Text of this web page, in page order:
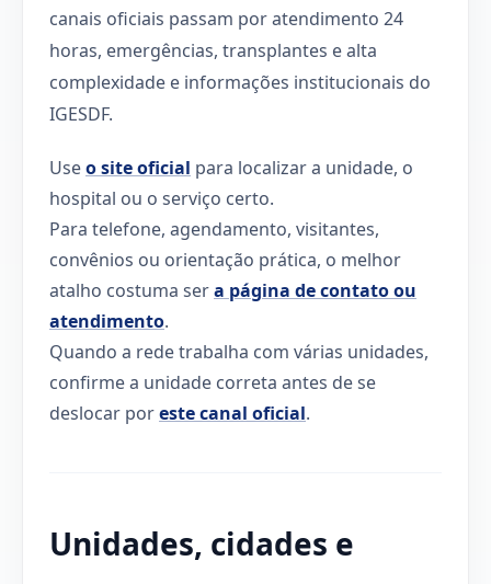
canais oficiais passam por atendimento 24
horas, emergências, transplantes e alta
complexidade e informações institucionais do
IGESDF.
Useo site oficial para localizar a unidade, o
hospital ou o serviço certo.
Para telefone, agendamento, visitantes,
convênios ou orientação prática, o melhor
atalho costuma sera página de contato ou
atendimento.
Quando a rede trabalha com várias unidades,
confirme a unidade correta antes de se
deslocar poreste canal oficial.
Unidades, cidades e